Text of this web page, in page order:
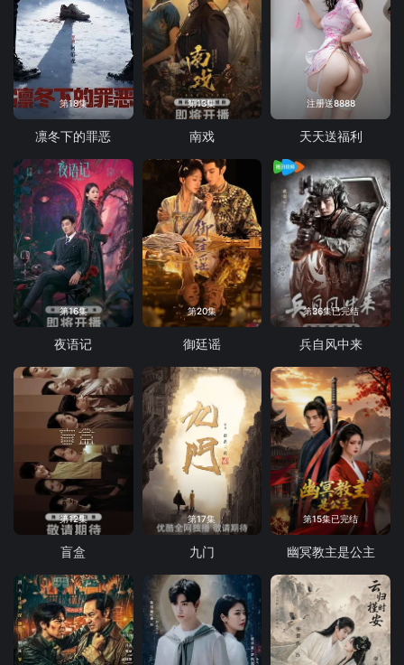
第18集
凛冬下的罪恶
第13集
南戏
注册送8888
天天送福利
第16集
夜语记
第20集
御廷谣
第36集已完结
兵自风中来
第12集
盲盒
第17集
九门
第15集已完结
幽冥教主是公主